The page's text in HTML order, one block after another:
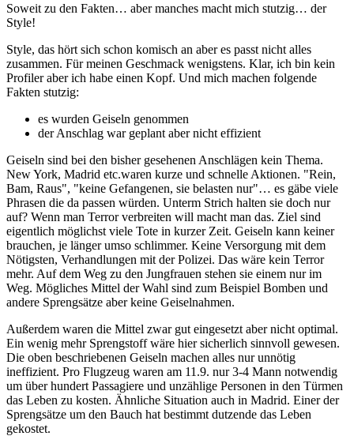
Soweit zu den Fakten… aber manches macht mich stutzig… der
Style!
Style, das hört sich schon komisch an aber es passt nicht alles
zusammen. Für meinen Geschmack wenigstens. Klar, ich bin kein
Profiler aber ich habe einen Kopf. Und mich machen folgende
Fakten stutzig:
es wurden Geiseln genommen
der Anschlag war geplant aber nicht effizient
Geiseln sind bei den bisher gesehenen Anschlägen kein Thema.
New York, Madrid etc.waren kurze und schnelle Aktionen. "Rein,
Bam, Raus", "keine Gefangenen, sie belasten nur"… es gäbe viele
Phrasen die da passen würden. Unterm Strich halten sie doch nur
auf? Wenn man Terror verbreiten will macht man das. Ziel sind
eigentlich möglichst viele Tote in kurzer Zeit. Geiseln kann keiner
brauchen, je länger umso schlimmer. Keine Versorgung mit dem
Nötigsten, Verhandlungen mit der Polizei. Das wäre kein Terror
mehr. Auf dem Weg zu den Jungfrauen stehen sie einem nur im
Weg. Mögliches Mittel der Wahl sind zum Beispiel Bomben und
andere Sprengsätze aber keine Geiselnahmen.
Außerdem waren die Mittel zwar gut eingesetzt aber nicht optimal.
Ein wenig mehr Sprengstoff wäre hier sicherlich sinnvoll gewesen.
Die oben beschriebenen Geiseln machen alles nur unnötig
ineffizient. Pro Flugzeug waren am 11.9. nur 3-4 Mann notwendig
um über hundert Passagiere und unzählige Personen in den Türmen
das Leben zu kosten. Ähnliche Situation auch in Madrid. Einer der
Sprengsätze um den Bauch hat bestimmt dutzende das Leben
gekostet.